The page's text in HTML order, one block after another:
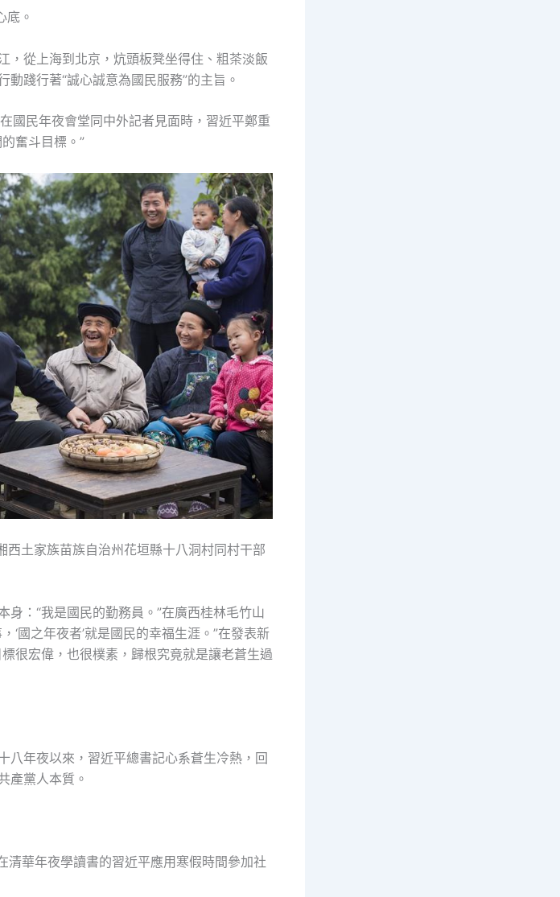
底。
，從上海到北京，炕頭板凳坐得住、粗茶淡飯
踐行著“誠心誠意為國民服務”的主旨。
國民年夜會堂同中外記者見面時，習近平鄭重
奮斗目標。”
土家族苗族自治州花垣縣十八洞村同村干部
：“我是國民的勤務員。”在廣西桂林毛竹山
‘國之年夜者’就是國民的幸福生涯。”在發表新
很宏偉，也很樸素，歸根究竟就是讓老蒼生過
八年夜以來，習近平總書記心系蒼生冷熱，回
產黨人本質。
華年夜學讀書的習近平應用寒假時間參加社